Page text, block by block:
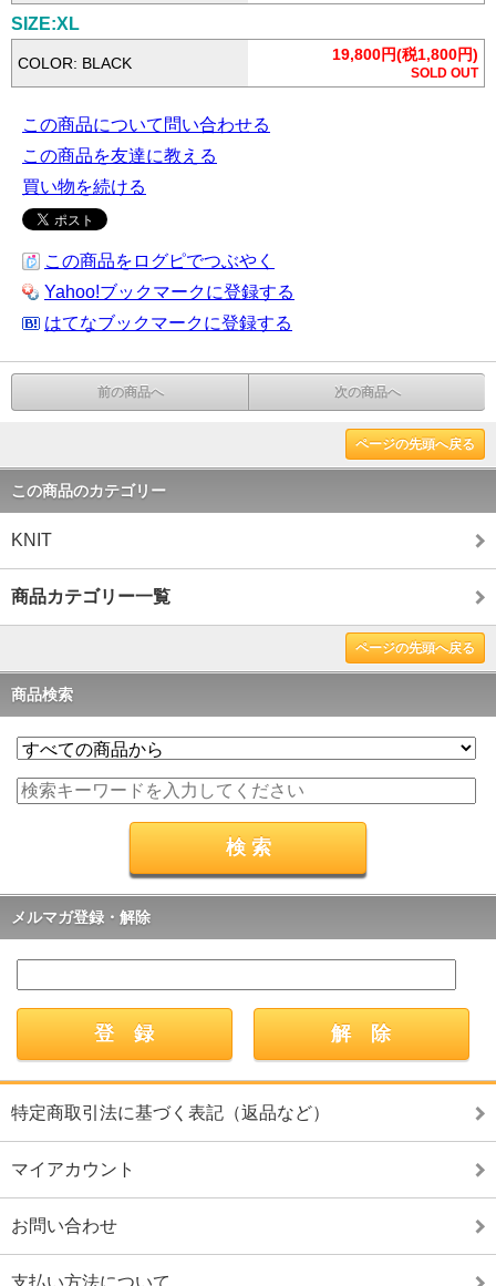
SIZE:XL
COLOR: BLACK 19,800円(税1,800円)
SOLD OUT
この商品について問い合わせる
この商品を友達に教える
買い物を続ける
この商品をログピでつぶやく
Yahoo!ブックマークに登録する
はてなブックマークに登録する
前の商品へ 次の商品へ
ページの先頭へ戻る
この商品のカテゴリー
KNIT
商品カテゴリー一覧
ページの先頭へ戻る
商品検索
メルマガ登録・解除
特定商取引法に基づく表記（返品など）
マイアカウント
お問い合わせ